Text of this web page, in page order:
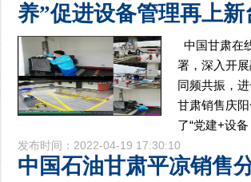
养”促进设备管理再上新
中国甘肃在
署，深入开
同频共振，
甘肃销售庆
了“党建+设备
发布时间：2022-04-19 17:30:10
中国石油甘肃平凉销售